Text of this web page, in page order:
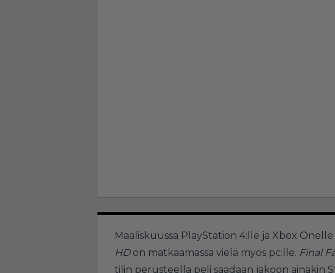
Maaliskuussa PlayStation 4:lle ja Xbox Onelle
HD on matkaamassa vielä myös pc:lle. Final
tilin perusteella peli saadaan jakoon ainakin